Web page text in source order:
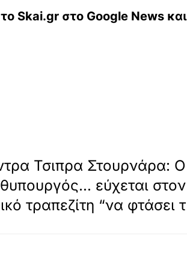
Skai.gr στο Google News και
Τσιπρα Στουρνάρα: Ο
εύχεται στον
τραπεζίτη “να φτάσει τ